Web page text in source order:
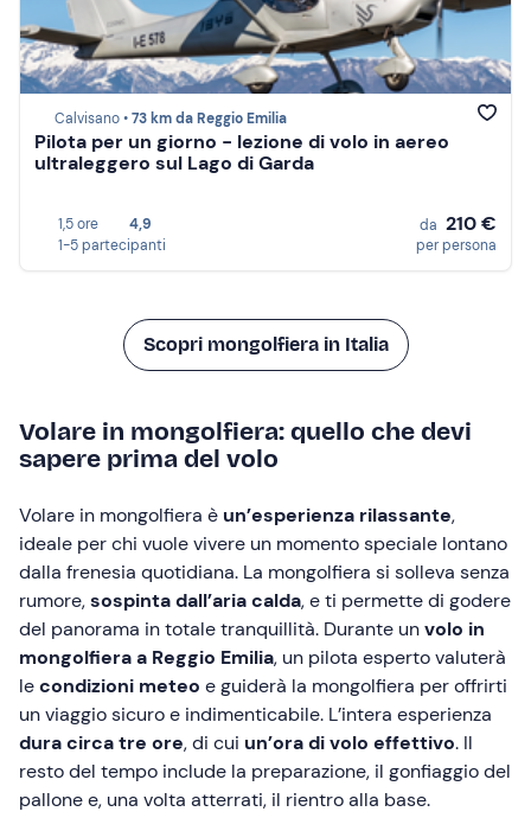
Calvisano •73 km da Reggio Emilia
Pilota per un giorno - lezione di volo in aereo
ultraleggero sul Lago di Garda
1,5 ore
4,9
1-5 partecipanti
da 210 €
per persona
Scopri mongolfiera in Italia
Volare in mongolfiera: quello che devi
sapere prima del volo
Volare in mongolfiera è un’esperienza rilassante,
ideale per chi vuole vivere un momento speciale lontano
dalla frenesia quotidiana. La mongolfiera si solleva senza
rumore,sospinta dall’aria calda, e ti permette di godere
del panorama in totale tranquillità. Durante unvolo in
mongolfiera a Reggio Emilia, un pilota esperto valuterà
lecondizioni meteo e guiderà la mongolfiera per offrirti
un viaggio sicuro e indimenticabile. L’intera esperienza
dura circa tre ore, di cui un’ora di volo effettivo. Il
resto del tempo include la preparazione, il gonfiaggio del
pallone e, una volta atterrati, il rientro alla base.